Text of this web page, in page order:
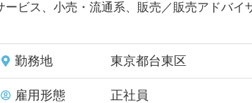
ービス、小売・流通系、販売／販売アドバイ
勤務地 東京都台東区
雇用形態 正社員